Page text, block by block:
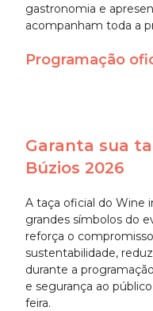
gastronomia e
acompanham toda a
Programação
Garanta sua
Búzios 2026
A taça oficial do Wine
grandes símbolos do
reforça o
sustentabilidade,
durante a
e segurança ao
feira.